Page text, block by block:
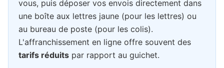
vous, puis déposer vos envois directement dans
une boîte aux lettres jaune (pour les lettres) ou
au bureau de poste (pour les colis).
L'affranchissement en ligne offre souvent des
tarifs réduits par rapport au guichet.